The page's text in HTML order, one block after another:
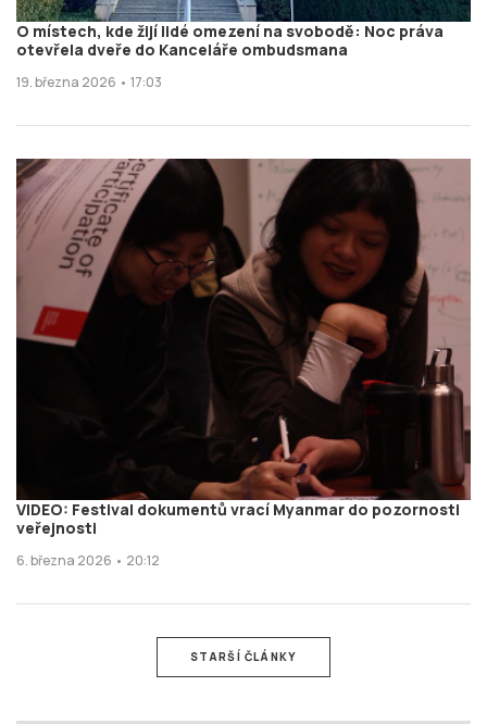
O místech, kde žijí lidé omezení na svobodě: Noc práva
otevřela dveře do Kanceláře ombudsmana
19. března 2026 • 17:03
VIDEO: Festival dokumentů vrací Myanmar do pozornosti
veřejnosti
6. března 2026 • 20:12
STARŠÍ ČLÁNKY